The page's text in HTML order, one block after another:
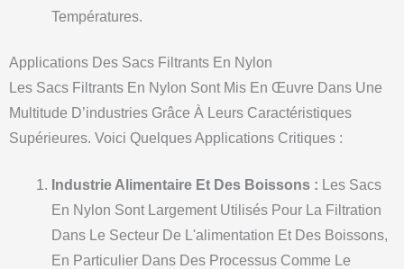
Températures.
Applications Des Sacs Filtrants En Nylon
Les Sacs Filtrants En Nylon Sont Mis En Œuvre Dans Une
Multitude D’industries Grâce À Leurs Caractéristiques
Supérieures. Voici Quelques Applications Critiques :
Industrie Alimentaire Et Des Boissons : Les Sacs
En Nylon Sont Largement Utilisés Pour La Filtration
Dans Le Secteur De L'alimentation Et Des Boissons,
En Particulier Dans Des Processus Comme Le